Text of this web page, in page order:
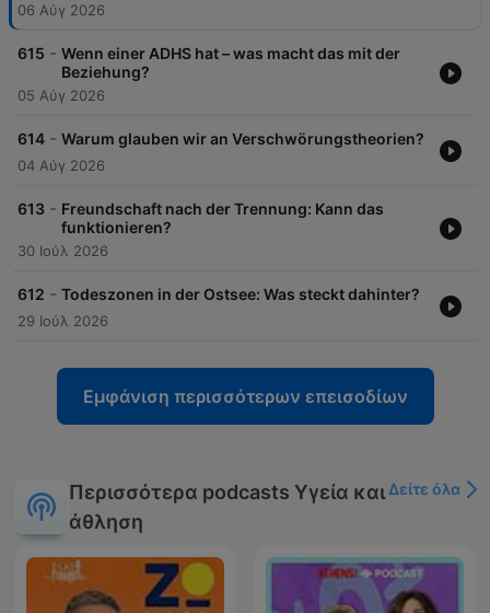
06 Αύγ 2026
615 - Wenn einer ADHS hat – was macht das mit der
Beziehung?
05 Αύγ 2026
614 - Warum glauben wir an Verschwörungstheorien?
04 Αύγ 2026
613 - Freundschaft nach der Trennung: Kann das
funktionieren?
30 Ιούλ 2026
612 - Todeszonen in der Ostsee: Was steckt dahinter?
29 Ιούλ 2026
Εμφάνιση περισσότερων επεισοδίων
Περισσότερα podcasts Υγεία και
άθληση
Δείτε όλα